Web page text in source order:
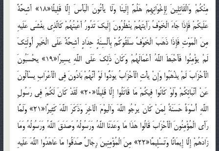
مِنْكُمْ وَالْقَائِلِينَ لِإِخْوَانِهِمْ هَلُمَّ إِلَينَا وَلَا يأْتُونَ الْبَأْسَ إِلَّا قَلِيلًا«18» أَشِحَّةً
عَلَيكُمْ فَإِذَا جَاءَ الْخَوْفُ رَأَيتَهُمْ ينْظُرُونَ إِلَيكَ تَدُورُ أَعْينُهُمْ كَالَّذِي يغْشَى عَلَيهِ
مِنَ الْمَوْتِ فَإِذَا ذَهَبَ الْخَوْفُ سَلَقُوكُمْ بِأَلْسِنَةٍ حِدَادٍ أَشِحَّةً عَلَى الْخَيرِ أُولَئِكَ
لَمْ يؤْمِنُوا فَأَحْبَطَ اللَّهُ أَعْمَالَهُمْ وَكَانَ ذَلِكَ عَلَى اللَّهِ يسِيرًا«19» يحْسَبُونَ
الْأَحْزَابَ لَمْ يذْهَبُوا وَإِنْ يأْتِ الْأَحْزَابُ يوَدُّوا لَوْ أَنَّهُمْ بَادُونَ فِي الْأَعْرَابِ يسْأَلُونَ
عَنْ أَنْبَائِكُمْ وَلَوْ كَانُوا فِيكُمْ مَا قَاتَلُوا إِلَّا قَلِيلًا«20» لَقَدْ كَانَ لَكُمْ فِي رَسُولِ
اللَّهِ أُسْوَةٌ حَسَنَةٌ لِمَنْ كَانَ يرْجُو اللَّهَ وَالْيوْمَ الْآخِرَ وَذَكَرَ اللَّهَ كَثِيرًا«21» وَلَمَّا
رَأَى الْمُؤْمِنُونَ الْأَحْزَابَ قَالُوا هَذَا مَا وَعَدَنَا اللَّهُ وَرَسُولُهُ وَصَدَقَ اللَّهُ وَرَسُولُهُ وَمَا
زَادَهُمْ إِلَّا إِيمَانًا وَتَسْلِيمًا«22» مِنَ الْمُؤْمِنِينَ رِجَالٌ صَدَقُوا مَا عَاهَدُوا اللَّهَ عَلَيهِ